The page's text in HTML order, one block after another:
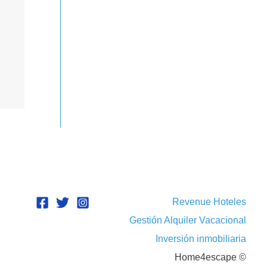
Revenue Hoteles
Gestión Alquiler Vacacional
Inversión inmobiliaria
Home4escape ©